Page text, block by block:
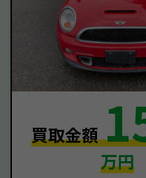
買取金額
万円